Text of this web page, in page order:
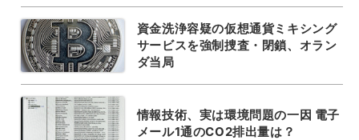
資金洗浄容疑の仮想通貨ミキシング
サービスを強制捜査・閉鎖、オラン
ダ当局
情報技術、実は環境問題の一因 電子
メール1通のCO2排出量は？